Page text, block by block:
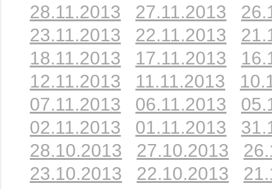
28.11.2013
27.11.2013
23.11.2013
22.11.2013
18.11.2013
17.11.2013
12.11.2013
11.11.2013
07.11.2013
06.11.2013
02.11.2013
01.11.2013
28.10.2013
27.10.2013
23.10.2013
22.10.2013